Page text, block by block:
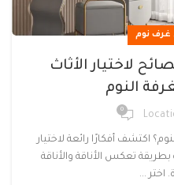
, غرف نوم
مودرن | 6 نصائح لاختيار الأثاث
النوم
0
اكتشف أفكارًا رائعة لاختيار
تعكس الأناقة والأناقة
اختر ...